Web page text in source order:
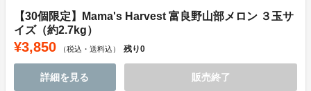
【30個限定】Mama's Harvest 富良野山部メロン ３玉サ
イズ（約2.7kg）
¥3,850 （税込・送料込） 残り0
詳細を見る 販売終了